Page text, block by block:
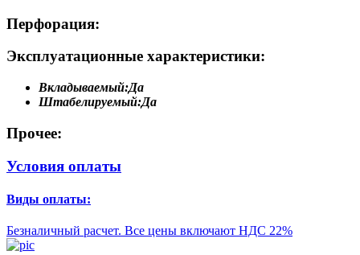
Перфорация:
Эксплуатационные характеристики:
Вкладываемый:Да
Штабелируемый:Да
Прочее:
Условия оплаты
Виды оплаты:
Безналичный расчет. Все цены включают НДС 22%